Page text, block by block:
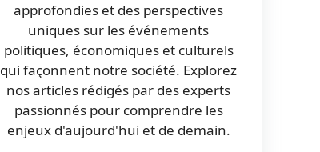
approfondies et des perspectives
uniques sur les événements
politiques, économiques et culturels
qui façonnent notre société. Explorez
nos articles rédigés par des experts
passionnés pour comprendre les
enjeux d'aujourd'hui et de demain.